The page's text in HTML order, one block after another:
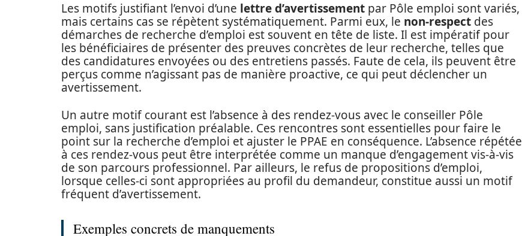
Les motifs justifiant l’envoi d’une lettre d’avertissement par Pôle emploi sont variés,
mais certains cas se répètent systématiquement. Parmi eux, le non-respect des
démarches de recherche d’emploi est souvent en tête de liste. Il est impératif pour
les bénéficiaires de présenter des preuves concrètes de leur recherche, telles que
des candidatures envoyées ou des entretiens passés. Faute de cela, ils peuvent être
perçus comme n’agissant pas de manière proactive, ce qui peut déclencher un
avertissement.
Un autre motif courant est l’absence à des rendez-vous avec le conseiller Pôle
emploi, sans justification préalable. Ces rencontres sont essentielles pour faire le
point sur la recherche d’emploi et ajuster le PPAE en conséquence. L’absence répétée
à ces rendez-vous peut être interprétée comme un manque d’engagement vis-à-vis
de son parcours professionnel. Par ailleurs, le refus de propositions d’emploi,
lorsque celles-ci sont appropriées au profil du demandeur, constitue aussi un motif
fréquent d’avertissement.
Exemples concrets de manquements